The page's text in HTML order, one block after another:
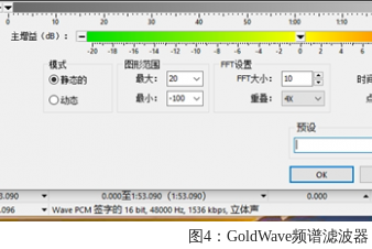
图4：GoldWave频谱滤波器